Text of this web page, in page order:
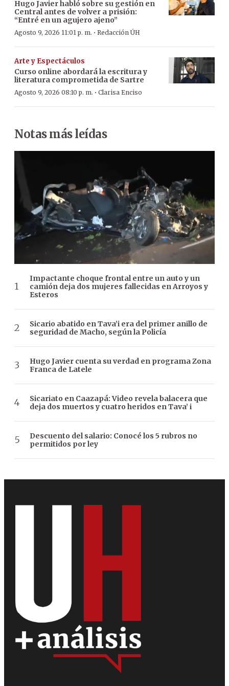
Hugo Javier habló sobre su gestión en
Central antes de volver a prisión:
“Entré en un agujero ajeno”
Agosto 9, 2026 11:01 p. m. · Redacción ÚH
Arte y Espectáculos
Curso online abordará la escritura y
literatura comprometida de Sartre
Agosto 9, 2026 08:10 p. m. · Clarisa Enciso
Notas más leídas
Impactante choque frontal entre un auto y un
camión deja dos mujeres fallecidas en Arroyos y
Esteros
Sicario abatido en Tava’i era del primer anillo de
seguridad de Macho, según la Policía
Hugo Javier cuenta su verdad en programa Zona
Franca de Latele
Sicariato en Caazapá: Video revela balacera que
deja dos muertos y cuatro heridos en Tava’ i
Descuento del salario: Conocé los 5 rubros no
permitidos por ley